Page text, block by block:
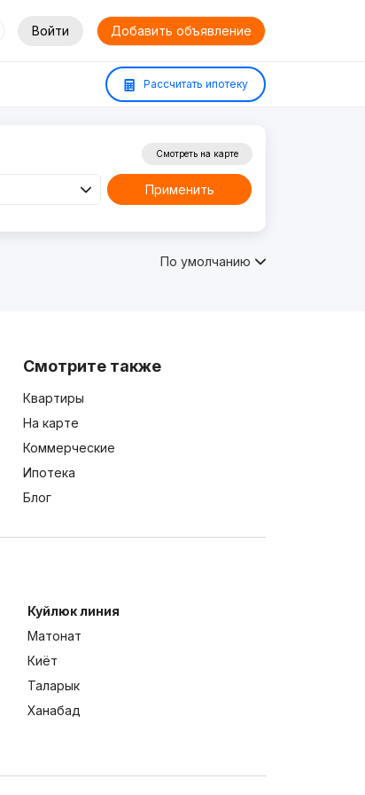
Войти Добавить объявление
Рассчитать ипотеку
Смотреть на карте
Применить
По умолчанию
Смотрите также
Квартиры
На карте
Коммерческие
Ипотека
Блог
Куйлюк линия
Матонат
Киёт
Таларык
Ханабад